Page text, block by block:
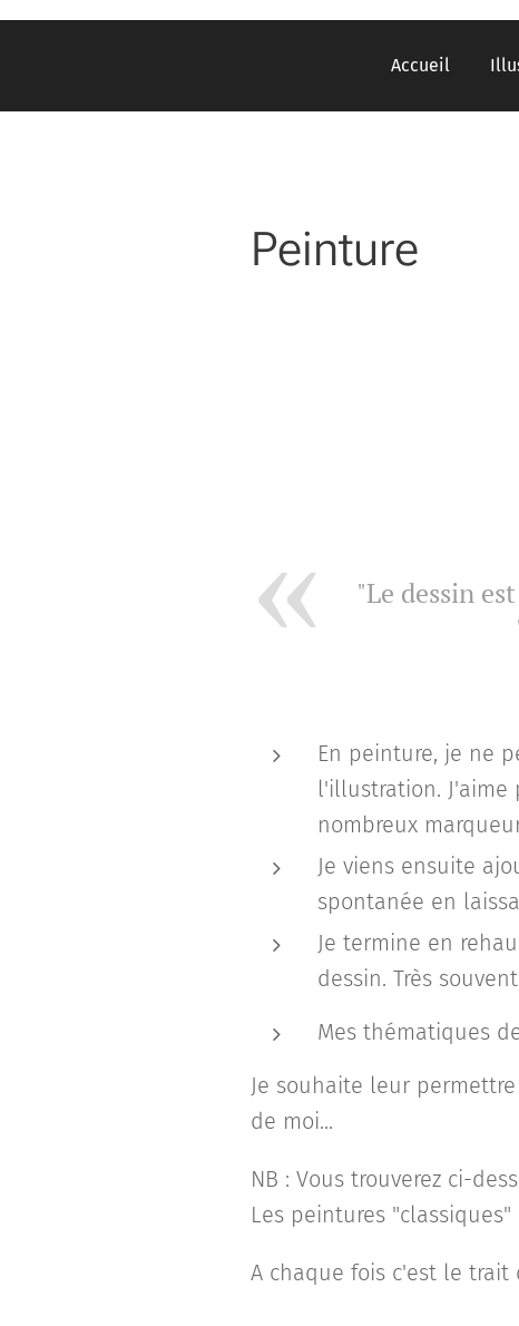
Accueil
Peinture
"Le dessin
"Je ne
En peinture, je ne
l'illustration. J'aime
nombreux
Je viens ensuite
spontanée en
Je termine en
dessin. Très
Mes thématiques
Je souhaite leur
de moi...
NB : Vous trouverez ci-
Les peintures "classiques"
A chaque fois c'est le trait